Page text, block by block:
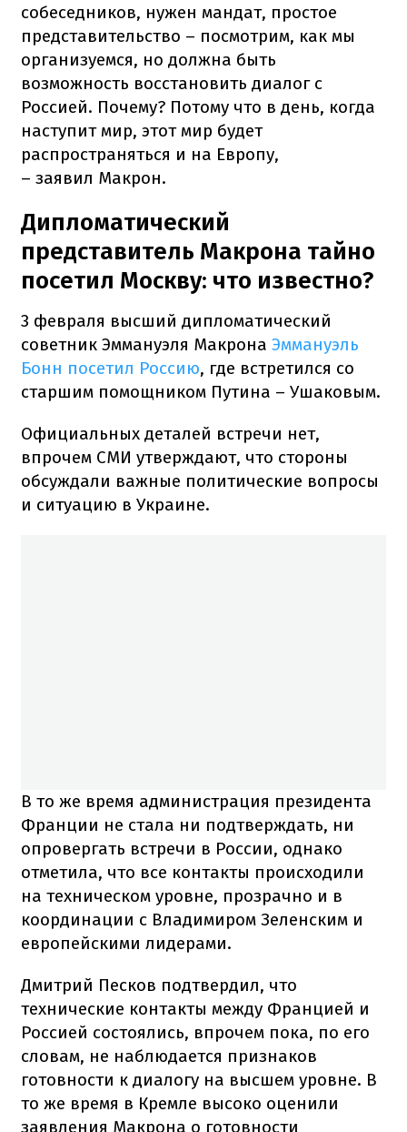
собеседников, нужен мандат, простое
представительство – посмотрим, как мы
организуемся, но должна быть
возможность восстановить диалог с
Россией. Почему? Потому что в день, когда
наступит мир, этот мир будет
распространяться и на Европу,
– заявил Макрон.
Дипломатический
представитель Макрона тайно
посетил Москву: что известно?
3 февраля высший дипломатический
советник Эммануэля Макрона Эммануэль
Бонн посетил Россию, где встретился со
старшим помощником Путина – Ушаковым.
Официальных деталей встречи нет,
впрочем СМИ утверждают, что стороны
обсуждали важные политические вопросы
и ситуацию в Украине.
В то же время администрация президента
Франции не стала ни подтверждать, ни
опровергать встречи в России, однако
отметила, что все контакты происходили
на техническом уровне, прозрачно и в
координации с Владимиром Зеленским и
европейскими лидерами.
Дмитрий Песков подтвердил, что
технические контакты между Францией и
Россией состоялись, впрочем пока, по его
словам, не наблюдается признаков
готовности к диалогу на высшем уровне. В
то же время в Кремле высоко оценили
заявления Макрона о готовности